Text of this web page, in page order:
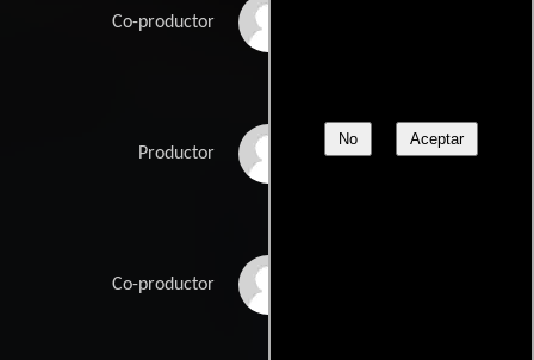
No Aceptar
Co-productor
Productor Reuben Cannon
Co-productor